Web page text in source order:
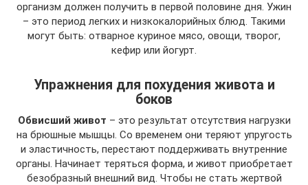
организм должен получить в первой половине дня. Ужин
– это период легких и низкокалорийных блюд. Такими
могут быть: отварное куриное мясо, овощи, творог,
кефир или йогурт.
Упражнения для похудения живота и
боков
Обвисший живот – это результат отсутствия нагрузки
на брюшные мышцы. Со временем они теряют упругость
и эластичность, перестают поддерживать внутренние
органы. Начинает теряться форма, и живот приобретает
безобразный внешний вид. Чтобы не стать жертвой